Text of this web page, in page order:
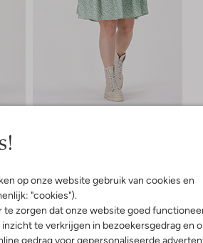
op onze website gebruik van cookies en
"cookies").
te zorgen dat onze website goed
te verkrijgen in bezoekersgedrag en
gedrag voor gepersonaliseerde
De ene look wat vrouwelijker, de andere
in drie looks
Het is bij ons supereenvoudig om